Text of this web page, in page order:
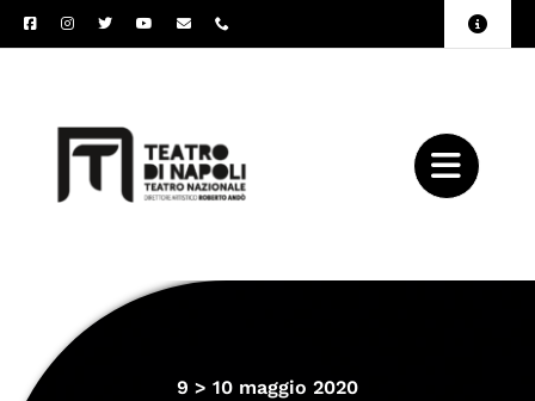
Salta
al
Toggle
9 > 10 maggio 2020